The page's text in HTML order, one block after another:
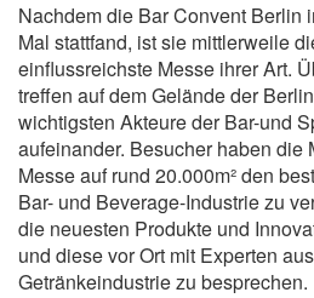
Nachdem die Bar Convent Berlin
Mal stattfand, ist sie mittlerweile
einflussreichste Messe ihrer Art.
treffen auf dem Gelände der
wichtigsten Akteure der Bar-und
aufeinander. Besucher haben die
Messe auf rund 20.000m² den
Bar- und Beverage-Industrie zu
die neuesten Produkte und
und diese vor Ort mit Experten
Getränkeindustrie zu besprechen.